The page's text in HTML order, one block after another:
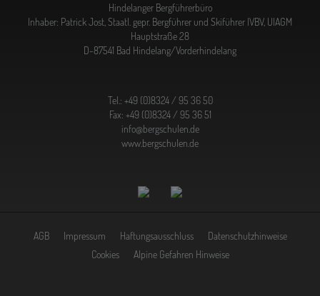
Hindelanger Bergführerbüro
Inhaber: Patrick Jost, Staatl. gepr. Bergführer und Skiführer IVBV, UIAGM
Hauptstraße 28
D-87541 Bad Hindelang/Vorderhindelang
Tel.: +49 (0)8324 / 95 36 50
Fax: +49 (0)8324 / 95 36 51
info@bergschulen.de
www.bergschulen.de
AGB Impressum Haftungsausschluss
Datenschutzhinweise
Cookies
Alpine Gefahren Hinweise